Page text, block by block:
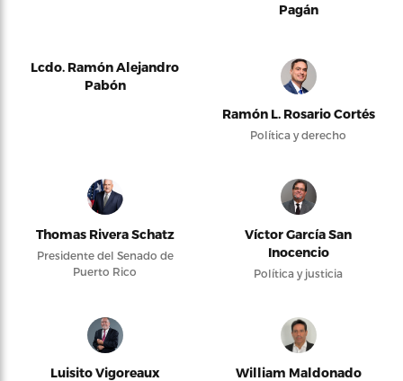
Pagán
Lcdo. Ramón Alejandro
Pabón
Ramón L. Rosario Cortés
Política y derecho
Thomas Rivera Schatz
Presidente del Senado de
Puerto Rico
Víctor García San
Inocencio
Política y justicia
Luisito Vigoreaux William Maldonado